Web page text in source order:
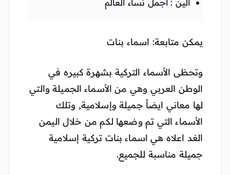
ألين : اجمل نساء العالم
يمكن متابعة: اسماء بنات
وتحظى الأسماء التركية بشهرة كبيره في
الوطن العربي وهي من الأسماء الجميلة والتي
لها معاني ايضاً جميلة وإسلامية, وتلك
الأسماء التي تم وضعها لكم من خلال اليمن
الغد اعلاه هي اسماء بنات تركية إسلامية
جميلة مناسبة للجميع.